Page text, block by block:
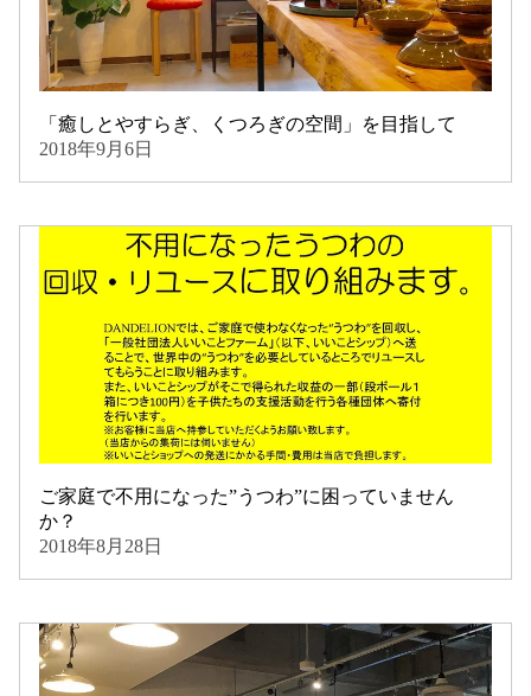
「癒しとやすらぎ、くつろぎの空間」を目指して
2018年9月6日
ご家庭で不用になった”うつわ”に困っていません
か？
2018年8月28日